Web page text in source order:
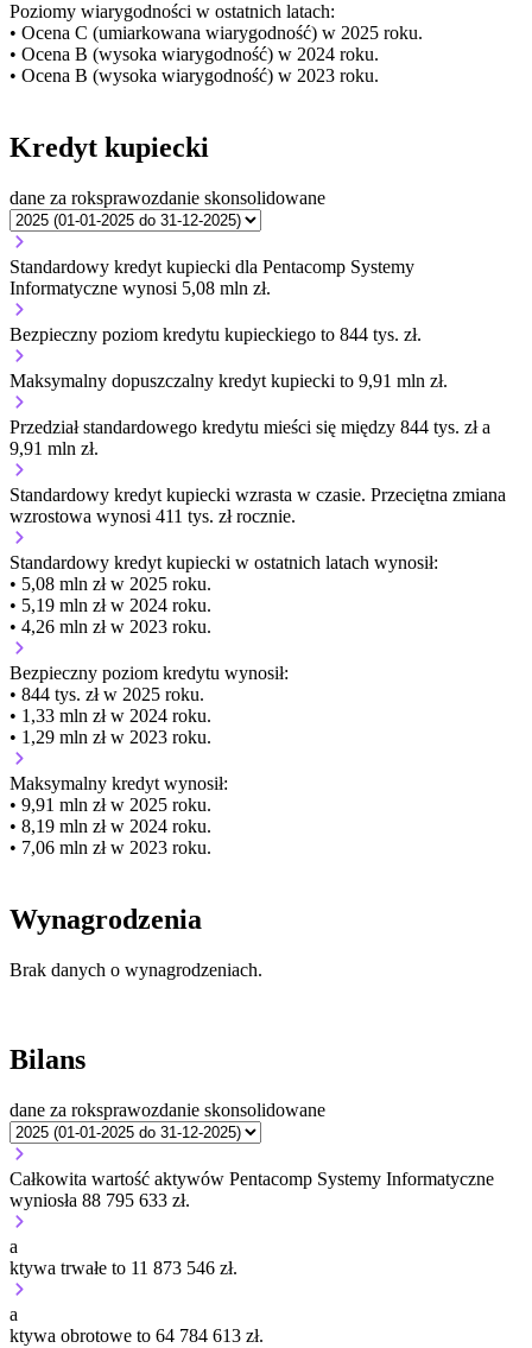
Poziomy wiarygodności w ostatnich latach:
• Ocena C (umiarkowana wiarygodność) w 2025 roku.
• Ocena B (wysoka wiarygodność) w 2024 roku.
• Ocena B (wysoka wiarygodność) w 2023 roku.
Kredyt kupiecki
dane za roksprawozdanie skonsolidowane
Standardowy kredyt kupiecki dla Pentacomp Systemy
Informatyczne wynosi 5,08 mln zł.
Bezpieczny poziom kredytu kupieckiego to 844 tys. zł.
Maksymalny dopuszczalny kredyt kupiecki to 9,91 mln zł.
Przedział standardowego kredytu mieści się między 844 tys. zł a
9,91 mln zł.
Standardowy kredyt kupiecki wzrasta w czasie. Przeciętna zmiana
wzrostowa wynosi 411 tys. zł rocznie.
Standardowy kredyt kupiecki w ostatnich latach wynosił:
• 5,08 mln zł w 2025 roku.
• 5,19 mln zł w 2024 roku.
• 4,26 mln zł w 2023 roku.
Bezpieczny poziom kredytu wynosił:
• 844 tys. zł w 2025 roku.
• 1,33 mln zł w 2024 roku.
• 1,29 mln zł w 2023 roku.
Maksymalny kredyt wynosił:
• 9,91 mln zł w 2025 roku.
• 8,19 mln zł w 2024 roku.
• 7,06 mln zł w 2023 roku.
Wynagrodzenia
Brak danych o wynagrodzeniach.
Bilans
dane za roksprawozdanie skonsolidowane
Całkowita wartość aktywów Pentacomp Systemy Informatyczne
wyniosła 88 795 633 zł.
a
ktywa trwałe to 11 873 546 zł.
a
ktywa obrotowe to 64 784 613 zł.